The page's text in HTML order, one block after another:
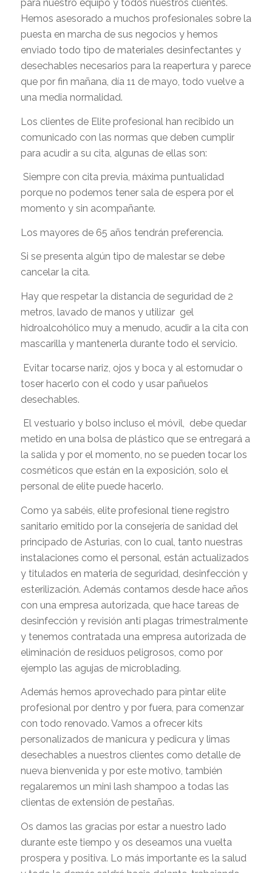
para nuestro equipo y todos nuestros clientes.
Hemos asesorado a muchos profesionales sobre la
puesta en marcha de sus negocios y hemos
enviado todo tipo de materiales desinfectantes y
desechables necesarios para la reapertura y parece
que por fin mañana, día 11 de mayo, todo vuelve a
una media normalidad.
Los clientes de Elite profesional han recibido un
comunicado con las normas que deben cumplir
para acudir a su cita, algunas de ellas son:
Siempre con cita previa, máxima puntualidad
porque no podemos tener sala de espera por el
momento y sin acompañante.
Los mayores de 65 años tendrán preferencia.
Si se presenta algún tipo de malestar se debe
cancelar la cita.
Hay que respetar la distancia de seguridad de 2
metros, lavado de manos y utilizar gel
hidroalcohólico muy a menudo, acudir a la cita con
mascarilla y mantenerla durante todo el servicio.
Evitar tocarse nariz, ojos y boca y al estornudar o
toser hacerlo con el codo y usar pañuelos
desechables.
El vestuario y bolso incluso el móvil, debe quedar
metido en una bolsa de plástico que se entregará a
la salida y por el momento, no se pueden tocar los
cosméticos que están en la exposición, solo el
personal de elite puede hacerlo.
Como ya sabéis, elite profesional tiene registro
sanitario emitido por la consejería de sanidad del
principado de Asturias, con lo cual, tanto nuestras
instalaciones como el personal, están actualizados
y titulados en materia de seguridad, desinfección y
esterilización. Además contamos desde hace años
con una empresa autorizada, que hace tareas de
desinfección y revisión anti plagas trimestralmente
y tenemos contratada una empresa autorizada de
eliminación de residuos peligrosos, como por
ejemplo las agujas de microblading.
Además hemos aprovechado para pintar elite
profesional por dentro y por fuera, para comenzar
con todo renovado. Vamos a ofrecer kits
personalizados de manicura y pedicura y limas
desechables a nuestros clientes como detalle de
nueva bienvenida y por este motivo, también
regalaremos un mini lash shampoo a todas las
clientas de extensión de pestañas.
Os damos las gracias por estar a nuestro lado
durante este tiempo y os deseamos una vuelta
prospera y positiva. Lo más importante es la salud